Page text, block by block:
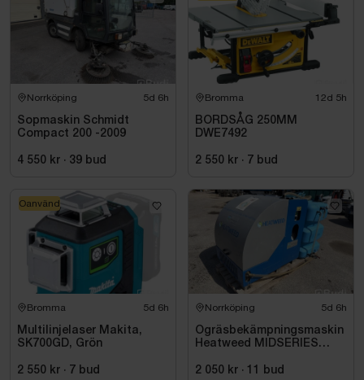
Norrköping 5d 6h
Sopmaskin Schmidt
Compact 200 -2009
4 550 kr · 39 bud
Bromma 12d 5h
BORDSÅG 250MM
DWE7492
2 550 kr · 7 bud
Bromma 5d 6h
Multilinjelaser Makita,
SK700GD, Grön
2 550 kr · 7 bud
Oanvänd
Norrköping 5d 6h
Ogräsbekämpningsmaskin
Heatweed MIDSERIES
2 050 kr · 11 bud